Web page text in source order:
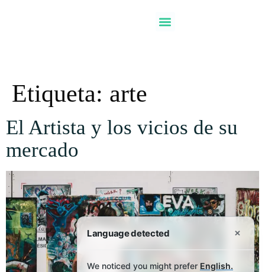
Etiqueta: arte
El Artista y los vicios de su
mercado
Language detected ×
We noticed you might prefer English.